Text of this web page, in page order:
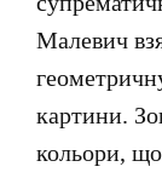
Малевич
картини.
кольори, що